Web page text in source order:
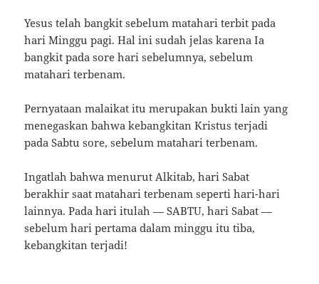
Yesus telah bangkit sebelum matahari terbit pada
hari Minggu pagi. Hal ini sudah jelas karena Ia
bangkit pada sore hari sebelumnya, sebelum
matahari terbenam.
Pernyataan malaikat itu merupakan bukti lain yang
menegaskan bahwa kebangkitan Kristus terjadi
pada Sabtu sore, sebelum matahari terbenam.
Ingatlah bahwa menurut Alkitab, hari Sabat
berakhir saat matahari terbenam seperti hari-hari
lainnya. Pada hari itulah — SABTU, hari Sabat —
sebelum hari pertama dalam minggu itu tiba,
kebangkitan terjadi!